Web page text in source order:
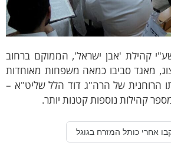
קהילת 'אבן ישראל', הממוקם ברחוב
הרצוג, מאגד סביבו כמאה משפחות מאוחדות
של הרה"ג דוד הלל שליט"א –
נוספות קטנות יותר.
אחרי כותל המזרח בגוגל